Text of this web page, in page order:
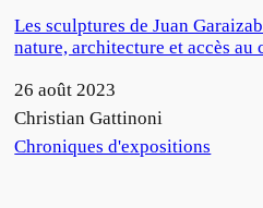
Les sculptures de Juan
nature, architecture et accès au
Date
26 août 2023
Auteur
Christian Gattinoni
Par rapport à
Chroniques d'expositions